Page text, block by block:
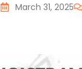
March 31, 2025